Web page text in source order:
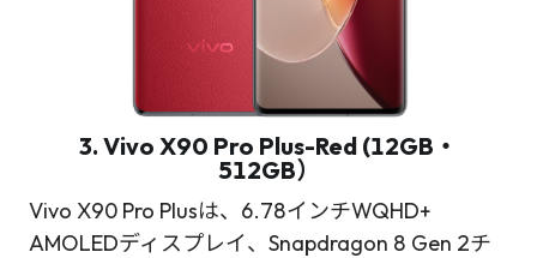
3. Vivo X90 Pro Plus-Red (12GB・
512GB）
Vivo X90 Pro Plusは、6.78インチWQHD+
AMOLEDディスプレイ、Snapdragon 8 Gen 2チ